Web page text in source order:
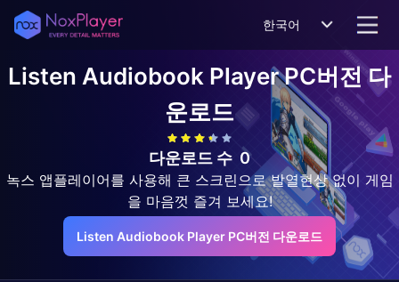
한국어
Listen Audiobook PlayerPC버전 다
운로드
다운로드 수 0
녹스 앱플레이어를 사용해 큰 스크린으로 발열현상 없이 게임
을 마음껏 즐겨 보세요!
Listen Audiobook Player PC버전 다운로드